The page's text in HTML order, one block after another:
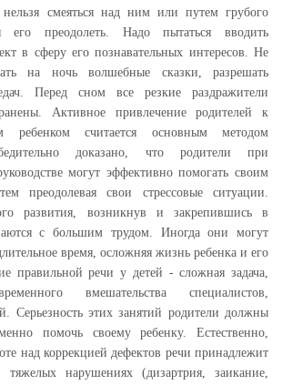
смеяться над ним или путем грубого
его преодолеть. Надо пытаться вводить
в сферу его познавательных интересов. Не
на ночь волшебные сказки, разрешать
Перед сном все резкие раздражители
Активное привлечение родителей к
ребенком считается основным методом
доказано, что родители при
могут эффективно помогать своим
преодолевая свои стрессовые ситуации.
развития, возникнув и закрепившись в
с большим трудом. Иногда они могут
время, осложняя жизнь ребенка и его
правильной речи у детей - сложная задача,
вмешательства специалистов,
Серьезность этих занятий родители должны
помочь своему ребенку. Естественно,
над коррекцией дефектов речи принадлежит
нарушениях (дизартрия, заикание,